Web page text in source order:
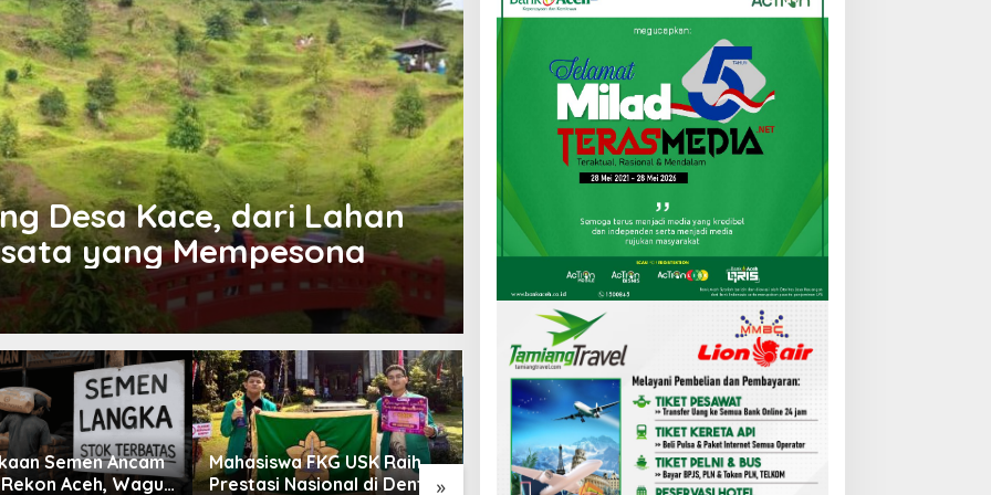
Desa Kace, dari Lahan
yang Mempesona
»
Semen Ancam
Aceh, Wagub
Mahasiswa FKG USK Raih
Prestasi Nasional di Dental
Katanya Bebas Riba, Tapi
kok Bank Syariah Terasa
Cuaca Ekstrem, Pohon
Tumbang Lumpuhkan Jalan